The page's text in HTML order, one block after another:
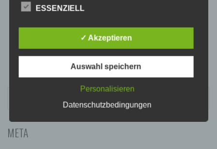
23:00
META
Sicherheitslücken aufweisen, sodass ein absoluter
diesem Grund steht es jeder betroffenen Person
frei, personenbezogene Daten auch auf
uns zu übermitteln.
BEGRIFFSBESTIMMUNGEN
Die Datenschutzerklärung beruht auf den
Richtlinien- und Verordnungsgeber beim Erlass
soll sowohl für die Öffentlichkeit als auch für
ESSENZIELL
✓ Akzeptieren
Auswahl speichern
Personalisieren
Datenschutzbedingungen